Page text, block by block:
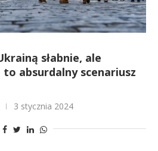
słabnie, ale
absurdalny scenariusz
3 stycznia 2024